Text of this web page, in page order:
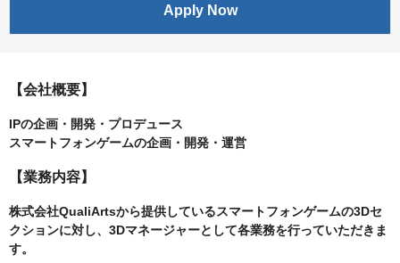
Apply Now
【会社概要】
IPの企画・開発・プロデュース
スマートフォンゲームの企画・開発・運営
【業務内容】
株式会社QualiArtsから提供しているスマートフォンゲームの3Dセ
クションに対し、3Dマネージャーとして各業務を行っていただきま
す。